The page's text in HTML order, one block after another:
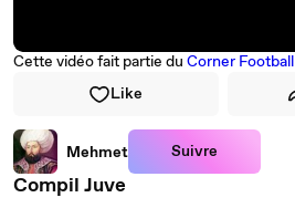
Cette vidéo fait partie du Corner Football
Like
Mehmet Suivre
Compil Juve